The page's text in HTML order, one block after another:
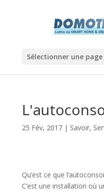
Sélectionner une page
25 Fév, 2017| Savoir,
Qu’est ce que
C’est une installation où